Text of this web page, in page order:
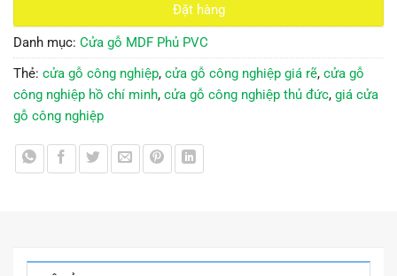
Đặt hàng
Danh mục: Cửa gỗ MDF Phủ PVC
Thẻ: cửa gỗ công nghiệp, cửa gỗ công nghiệp giá rẽ, cửa gỗ
công nghiệp hồ chí minh, cửa gỗ công nghiệp thủ đức, giá cửa
gỗ công nghiệp